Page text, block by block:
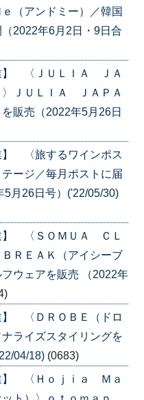
（アンドミー）／韓国
2022年6月2日・9日合
】 〈ＪＵＬＩＡ ＪＡ
〉ＪＵＬＩＡ ＪＡＰＡ
販売（2022年5月26日
】 〈旅するワインポス
ージ／毎月ポストに届
5月26日号）('22/05/30)
】 〈ＳＯＭＵＡ ＣＬ
ＲＥＡＫ（アイシーブ
ウェアを販売 （2022年
】 〈ＤＲＯＢＥ（ドロ
ライズスタイリングを
04/18) (0683)
】 〈Ｈｏｊｉａ Ｍａ